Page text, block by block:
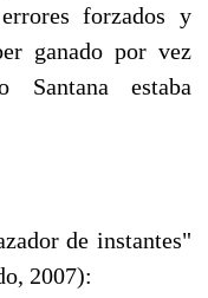
forzados y
ganado por vez
Santana estaba
de instantes"
2007):